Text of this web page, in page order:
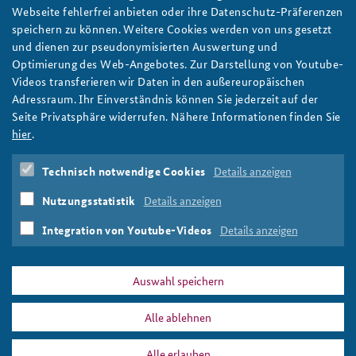
Anfahrt
Freundeskreis
Deutsches Forum Sicherheitspolitik
Arbeitskreis "Junge Sicherheitspolitiker"
Das Sicherheitspolitische Gespräch an der BAKS
Studierendenkonferenz Sicherheitspolitik gestalten
Newsletter-Archiv
die USA tun werden - Drei Empfehlungen für die
transatlantische Sicherheitspolitik
Statt zu fragen, was die USA künftig für Europa tun werden,
sollten Deutschland und die EU die neue US-Regierung aktiv mit
Vorschlägen zur transatlantischen Sicherheitspolitik begrüßen,
schreibt Prof. Dr. Gerlinde Groitl im BAKS-Arbeitspapier
6/2024. Foto: CC BY-NC 2.0/Sonderman
weiter
Arbeitspapier,US-Präsidentschaftswahl 2024,USA
Deutschland
Europa, , Kamala Harris
Transatlantische Beziehungen,White House
Verteidigungsfähigkeit,Burden Sharing
PRESSE DATENSCHUTZ IMPRESSUM FAQ
Webseite fehlerfrei anbieten oder ihre Datenschutz-Präferenzen
speichern zu können. Weitere Cookies werden von uns gesetzt
und dienen zur pseudonymisierten Auswertung und
Optimierung des Web-Angebotes. Zur Darstellung von Youtube-
Videos transferieren wir Daten in den außereuropäischen
Adressraum. Ihr Einverständnis können Sie jederzeit auf der
Seite Privatsphäre widerrufen. Nähere Informationen finden Sie
hier.
Technisch notwendige Cookies Details anzeigen
Nutzungsstatistik Details anzeigen
Integration von Youtube-Videos Details anzeigen
Auswahl speichern
Alle ablehnen